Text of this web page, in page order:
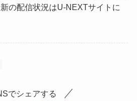
の配信状況はU-NEXTサイトに
でシェアする